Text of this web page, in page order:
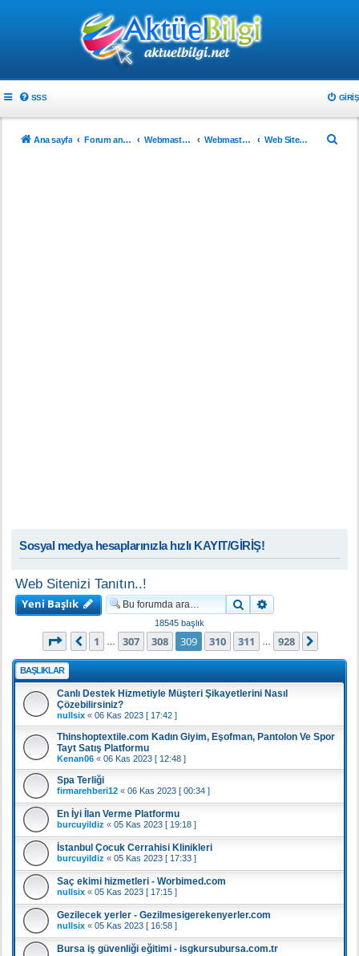
SSS GIRIŞ
Ana sayfa Forum ana sayfa Webmaster & Tasarım Webmasterlar için Web Sitenizi Tanıtın..!
Sosyal medya hesaplarınızla hızlı KAYIT/GİRİŞ!
Web Sitenizi Tanıtın..!
Yeni Başlık
Ara
18545 başlık
309. sayfa (Toplam928 sayfa)
Önceki
1 307 308 309 310 311 928
BAŞLIKLAR
Canlı Destek Hizmetiyle Müşteri Şikayetlerini Nasıl
Çözebilirsiniz?
nullsix « 06 Kas 2023 [ 17:42 ]
Thinshoptextile.com Kadın Giyim, Eşofman, Pantolon Ve Spor
Tayt Satış Platformu
Kenan06 « 06 Kas 2023 [ 12:48 ]
Spa Terliği
firmarehberi12 « 06 Kas 2023 [ 00:34 ]
En İyi İlan Verme Platformu
burcuyildiz « 05 Kas 2023 [ 19:18 ]
İstanbul Çocuk Cerrahisi Klinikleri
burcuyildiz « 05 Kas 2023 [ 17:33 ]
Saç ekimi hizmetleri - Worbimed.com
nullsix « 05 Kas 2023 [ 17:15 ]
Gezilecek yerler - Gezilmesigerekenyerler.com
nullsix « 05 Kas 2023 [ 16:58 ]
Bursa iş güvenliği eğitimi - isgkursubursa.com.tr